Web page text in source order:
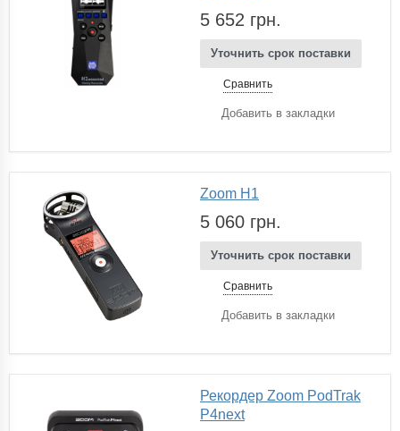
5 652 грн.
Уточнить срок поставки
Сравнить
Добавить в закладки
Zoom H1
5 060 грн.
Уточнить срок поставки
Сравнить
Добавить в закладки
Рекордер Zoom PodTrak
P4next